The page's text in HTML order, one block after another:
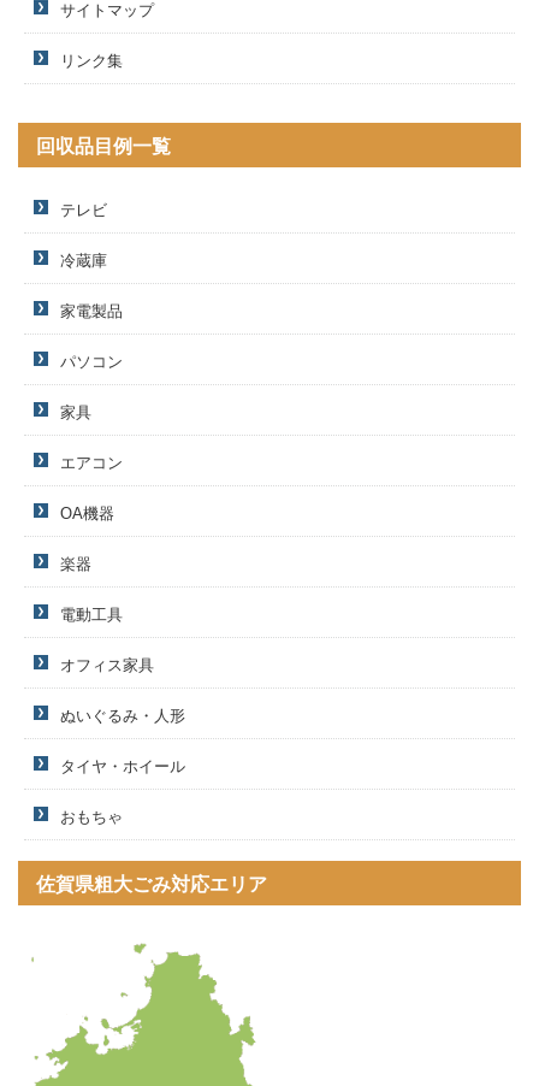
サイトマップ
リンク集
回収品目例一覧
テレビ
冷蔵庫
家電製品
パソコン
家具
エアコン
OA機器
楽器
電動工具
オフィス家具
ぬいぐるみ・人形
タイヤ・ホイール
おもちゃ
佐賀県粗大ごみ対応エリア